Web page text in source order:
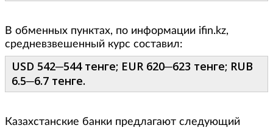
В обменных пунктах, по информации ifin.kz,
средневзвешенный курс составил:
USD 542─544 тенге; EUR 620─623 тенге; RUB
6.5─6.7 тенге.
Казахстанские банки предлагают следующий